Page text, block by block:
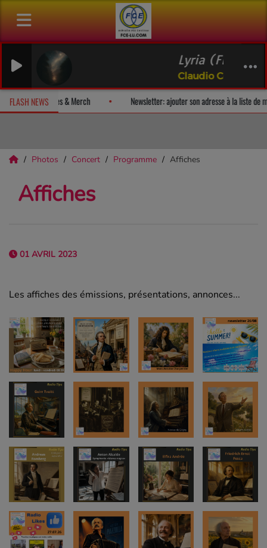
Lyria (From a Secret
Claudio Constantini
FLASH NEWS
album-surprise! Fan Releases & Merch Newsletter: ajouter
Photos Concert Programme Affiches
Affiches
01 AVRIL 2023
Les affiches des émissions, présentations, annonces...